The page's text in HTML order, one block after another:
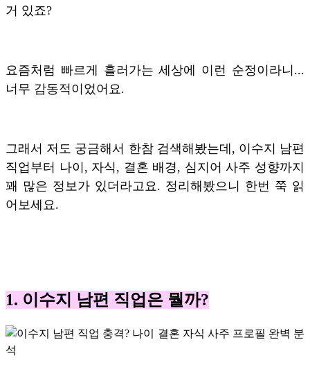
거 있죠?
요즘처럼 빠르게 흘러가는 세상에 이런 순정이라니...
너무 감동적이었어요.
그래서 저도 궁금해서 한참 검색해봤는데, 이수지 남편
직업부터 나이, 자식, 결혼 배경, 심지어 사주 성향까지
꽤 많은 정보가 있더라고요. 정리해봤으니 한번 쭉 읽
어보세요.
1. 이수지 남편 직업은 뭘까?